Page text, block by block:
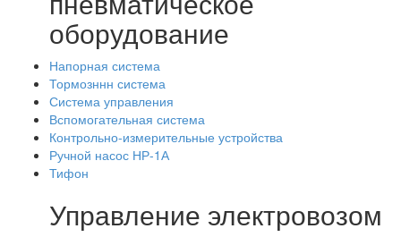
оборудование
Напорная система
Тормозннн система
Система управления
Вспомогательная система
Контрольно-измерительные устройства
Ручной насос НР-1А
Тифон
Управление электровозом